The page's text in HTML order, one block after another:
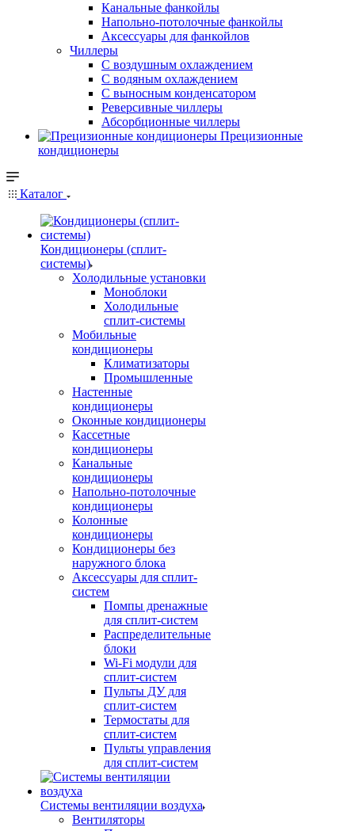
Канальные фанкойлы
Напольно-потолочные фанкойлы
Аксессуары для фанкойлов
Чиллеры
С воздушным охлаждением
С водяным охлаждением
С выносным конденсатором
Реверсивные чиллеры
Абсорбционные чиллеры
Прецизионные
кондиционеры
Каталог
Кондиционеры (сплит-
системы)
Холодильные установки
Моноблоки
Холодильные
сплит-системы
Мобильные
кондиционеры
Климатизаторы
Промышленные
Настенные
кондиционеры
Оконные кондиционеры
Кассетные
кондиционеры
Канальные
кондиционеры
Напольно-потолочные
кондиционеры
Колонные
кондиционеры
Кондиционеры без
наружного блока
Аксессуары для сплит-
систем
Помпы дренажные
для сплит-систем
Распределительные
блоки
Wi-Fi модули для
сплит-систем
Пульты ДУ для
сплит-систем
Термостаты для
сплит-систем
Пульты управления
для сплит-систем
Системы вентиляции воздуха
Вентиляторы